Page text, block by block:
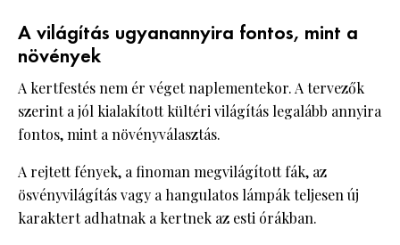
A világítás ugyanannyira fontos, mint a
növények
A kertfestés nem ér véget naplementekor. A tervezők
szerint a jól kialakított kültéri világítás legalább annyira
fontos, mint a növényválasztás.
A rejtett fények, a finoman megvilágított fák, az
ösvényvilágítás vagy a hangulatos lámpák teljesen új
karaktert adhatnak a kertnek az esti órákban.